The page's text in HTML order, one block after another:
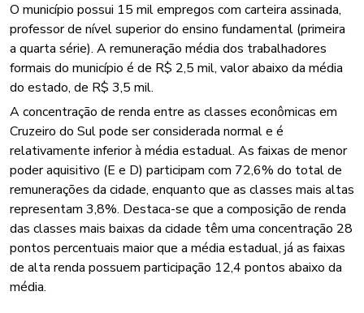
O município possui 15 mil empregos com carteira assinada,
professor de nível superior do ensino fundamental (primeira
a quarta série). A remuneração média dos trabalhadores
formais do município é de R$ 2,5 mil, valor abaixo da média
do estado, de R$ 3,5 mil.
A concentração de renda entre as classes econômicas em
Cruzeiro do Sul pode ser considerada normal e é
relativamente inferior à média estadual. As faixas de menor
poder aquisitivo (E e D) participam com 72,6% do total de
remunerações da cidade, enquanto que as classes mais altas
representam 3,8%. Destaca-se que a composição de renda
das classes mais baixas da cidade têm uma concentração 28
pontos percentuais maior que a média estadual, já as faixas
de alta renda possuem participação 12,4 pontos abaixo da
média.